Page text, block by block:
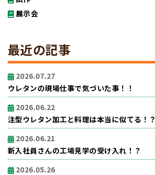
展示会
最近の記事
2026.07.27
ウレタンの現場仕事で気づいた事！！
2026.06.22
注型ウレタン加工と料理は本当に似てる！？
2026.06.21
新入社員さんの工場見学の受け入れ！？
2026.05.26